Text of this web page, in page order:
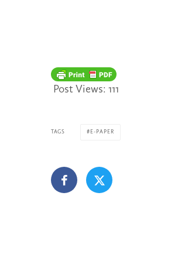
Post Views: 111
TAGS E-PAPER